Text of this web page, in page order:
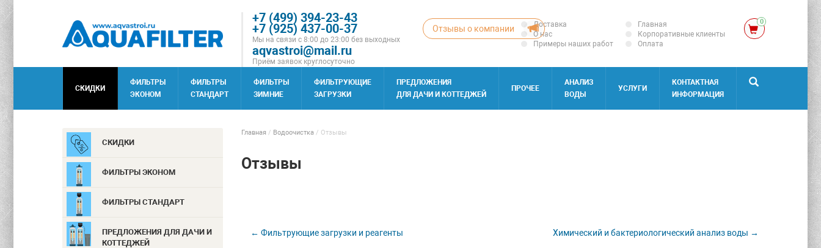
Отзывы о компании
+7 (499) 394-23-43
+7 (925) 437-00-37
Мы на связи с 8:00 до 23:00 без выходных
aqvastroi@mail.ru
Приём заявок круглосуточно
Доставка
О нас
Примеры наших работ
Главная
Корпоративные клиенты
Оплата
0
СКИДКИ
ФИЛЬТРЫ
ЭКОНОМ
ФИЛЬТРЫ
СТАНДАРТ
ФИЛЬТРЫ
ЗИМНИЕ
ФИЛЬТРУЮЩИЕ
ЗАГРУЗКИ
ПРЕДЛОЖЕНИЯ
ДЛЯ ДАЧИ И КОТТЕДЖЕЙ
ПРОЧЕЕ
АНАЛИЗ
ВОДЫ
УСЛУГИ
КОНТАКТНАЯ
ИНФОРМАЦИЯ
СКИДКИ
ФИЛЬТРЫ ЭКОНОМ
ФИЛЬТРЫ СТАНДАРТ
ПРЕДЛОЖЕНИЯ ДЛЯ ДАЧИ И
КОТТЕДЖЕЙ
Главная / Водоочистка/ Отзывы
Отзывы
← Фильтрующие загрузки и реагенты Химический и бактериологический анализ воды →